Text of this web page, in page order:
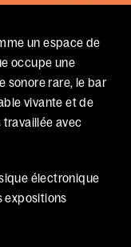
un espace de
occupe une
sonore rare, le bar
vivante et de
travaillée avec
électronique
expositions